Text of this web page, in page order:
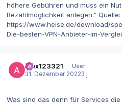
höhere Gebühren und muss ein
Bezahlmöglichkeit anlegen." Quelle:
https://www.heise.de/download/
Die-besten-VPN-Anbieter-im-
alex123321
User
31. Dezember 20223 j
Was sind das denn für Services